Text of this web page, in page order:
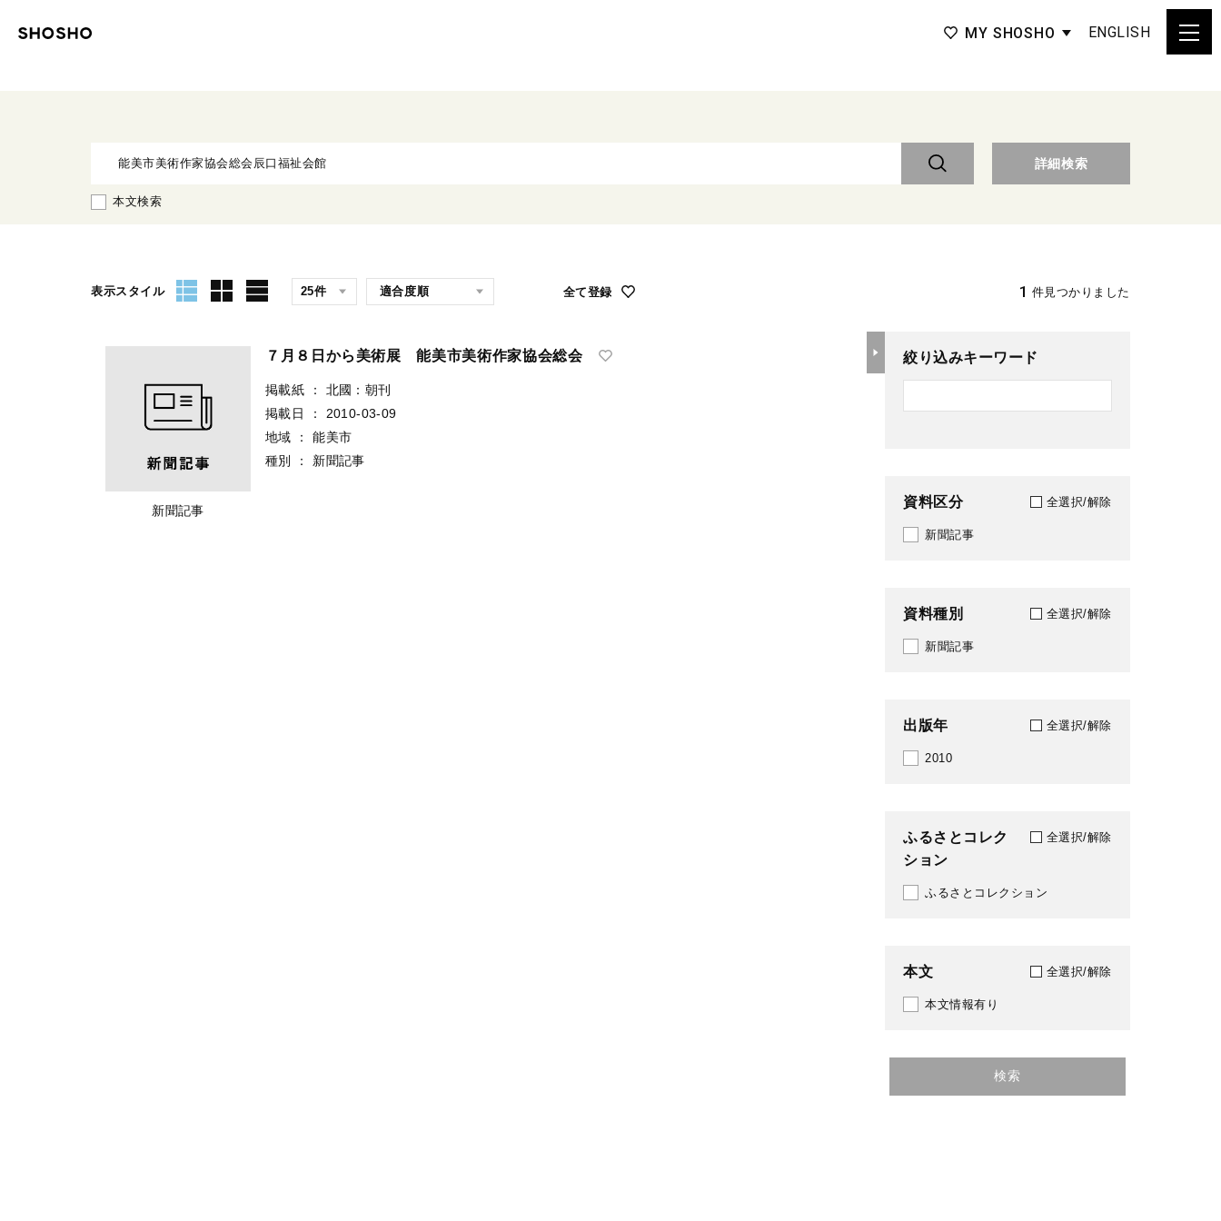
MY SHOSHO ENGLISH
詳細検索
本文検索
表示スタイル 全て登録 1 件見つかりました
新聞記事
７月８日から美術展 能美市美術作家協会総会
掲載紙 ：
北國：朝刊
掲載日
：
2010-03-09
地域
：
能美市
種別
： 新聞記事
絞り込みキーワード
資料区分 全選択/解除
新聞記事
資料種別 全選択/解除
新聞記事
出版年 全選択/解除
2010
ふるさとコレク
ション
全選択/解除
ふるさとコレクション
本文 全選択/解除
本文情報有り
検索